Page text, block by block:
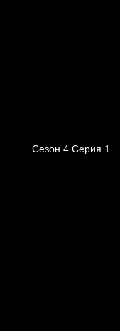
Сезон 4 Серия 1